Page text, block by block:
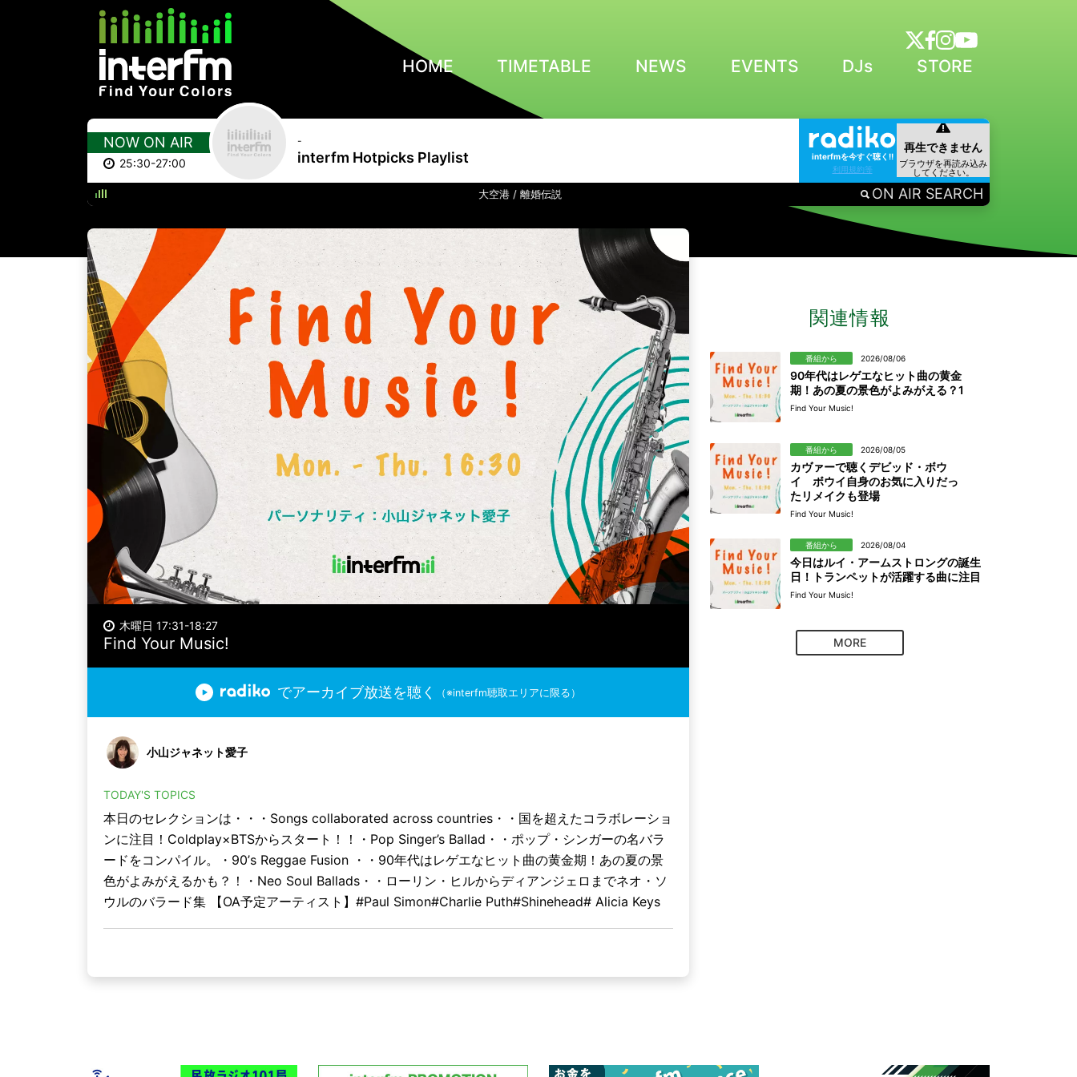
HOME TIMETABLE NEWS EVENTS DJs STORE
NOW ON AIR
25:30-27:00
-
interfm Hotpicks Playlist
interfmを今すぐ聴く!!
利用規約等
大空港 / 離婚伝説 ON AIR SEARCH
木曜日 17:31-18:27
Find Your Music!
でアーカイブ放送を聴く （※interfm聴取エリアに限る）
小山ジャネット愛子
TODAY'S TOPICS
本日のセレクションは・・・Songs collaborated across countries・・国を超えたコラボレーショ
ンに注目！Coldplay×BTSからスタート！！・Pop Singer’s Ballad・・ポップ・シンガーの名バラ
ードをコンパイル。・90’s Reggae Fusion ・・90年代はレゲエなヒット曲の黄金期！あの夏の景
色がよみがえるかも？！・Neo Soul Ballads・・ローリン・ヒルからディアンジェロまでネオ・ソ
ウルのバラード集 【OA予定アーティスト】#Paul Simon#Charlie Puth#Shinehead# Alicia Keys
関連情報
番組から 2026/08/06
90年代はレゲエなヒット曲の黄金
期！あの夏の景色がよみがえる？1
Find Your Music!
番組から 2026/08/05
カヴァーで聴くデビッド・ボウ
イ ボウイ自身のお気に入りだっ
たリメイクも登場
Find Your Music!
番組から 2026/08/04
今日はルイ・アームストロングの誕生
日！トランペットが活躍する曲に注目
Find Your Music!
MORE